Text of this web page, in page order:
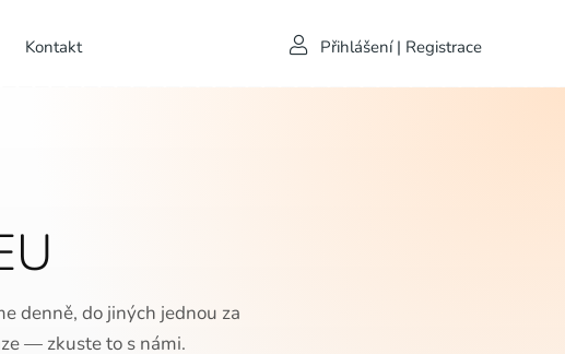
Kontakt Přihlášení | Registrace
denně, do jiných jednou za
— zkuste to s námi.